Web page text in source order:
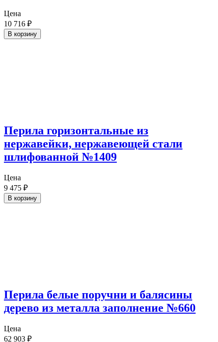
Цена
10 716 ₽
В корзину
Перила горизонтальные из
нержавейки, нержавеющей стали
шлифованной №1409
Цена
9 475 ₽
В корзину
Перила белые поручни и балясины
дерево из металла заполнение №660
Цена
62 903 ₽